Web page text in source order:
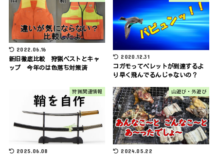
2022.06.16
新旧徹底比較 狩猟ベストとキャ
ップ 今年のは色落ち対策済
2020.12.31
コガモってペレットが到達するよ
り早く飛んでるんじゃないの？
狩猟関連情報
2025.06.08
山遊び・外遊び
2024.05.22